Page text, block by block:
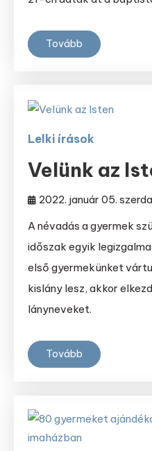
Tovább
Lelki írások
Velünk az
2022. január 05. szerda
A névadás a gyermek
időszak egyik
első gyermekünket
kislány lesz, akkor
lányneveket.
Tovább